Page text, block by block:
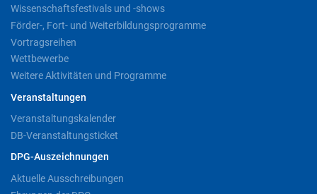
Wissenschaftsfestivals und -shows
Förder-, Fort- und Weiterbildungsprogramme
Vortragsreihen
Wettbewerbe
Weitere Aktivitäten und Programme
Veranstaltungen
Veranstaltungskalender
DB-Veranstaltungsticket
DPG-Auszeichnungen
Aktuelle Ausschreibungen